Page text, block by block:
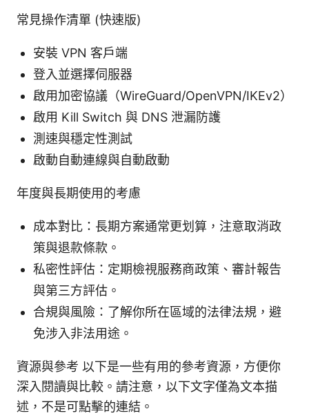
常見操作清單 (快速版)
安裝 VPN 客戶端
登入並選擇伺服器
啟用加密協議（WireGuard/OpenVPN/IKEv2）
啟用 Kill Switch 與 DNS 泄漏防護
測速與穩定性測試
啟動自動連線與自動啟動
年度與長期使用的考慮
成本對比：長期方案通常更划算，注意取消政
策與退款條款。
私密性評估：定期檢視服務商政策、審計報告
與第三方評估。
合規與風險：了解你所在區域的法律法規，避
免涉入非法用途。
資源與參考 以下是一些有用的參考資源，方便你
深入閱讀與比較。請注意，以下文字僅為文本描
述，不是可點擊的連結。